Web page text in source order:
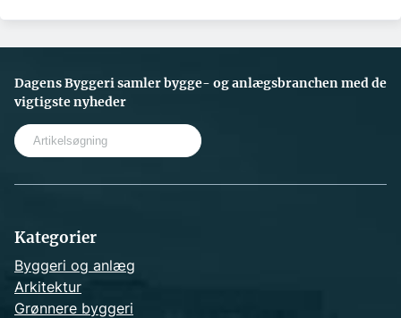
Dagens Byggeri samler bygge- og anlægsbranchen med de
vigtigste nyheder
Kategorier
Byggeri og anlæg
Arkitektur
Grønnere byggeri